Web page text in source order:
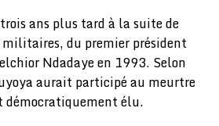
ans plus tard à la suite de
militaires, du premier président
Ndadaye en 1993. Selon
aurait participé au meurtre
démocratiquement élu.